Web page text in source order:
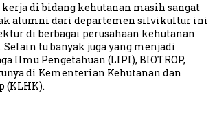
kerja di bidang kehutanan masih sangat
alumni dari departemen silvikultur ini
di berbagai perusahaan kehutanan
tu banyak juga yang menjadi
Ilmu Pengetahuan (LIPI), BIOTROP,
di Kementerian Kehutanan dan
(KLHK).